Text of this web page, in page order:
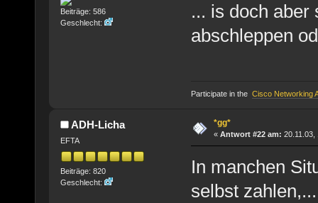
Beiträge: 586
Geschlecht:
... is doch aber
abschleppen
Participate in the Cisco Networking
ADH-Licha
EFTA
Beiträge: 820
Geschlecht:
*gg*
« Antwort #22 am: 20.11.03,
In manchen
selbst zahlen,...